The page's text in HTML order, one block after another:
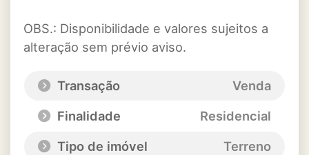
OBS.: Disponibilidade e valores sujeitos a
alteração sem prévio aviso.
Transação
Venda
Finalidade
Residencial
Tipo de imóvel
Terreno